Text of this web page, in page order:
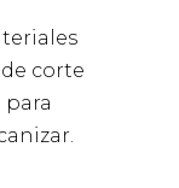
corte
para